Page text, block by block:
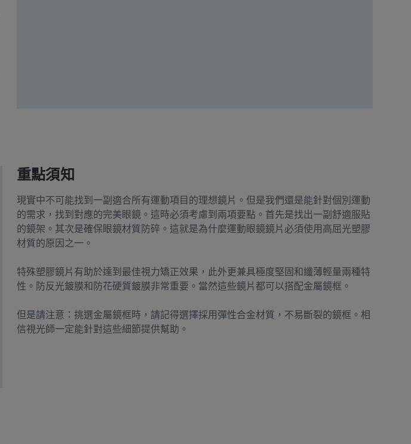
重點須知
現實中不可能找到一副適合所有運動項目的理想鏡片。但是我們還是能針對個別運動
的需求，找到對應的完美眼鏡。這時必須考慮到兩項要點。首先是找出一副舒適服貼
的鏡架。其次是確保眼鏡材質防碎。這就是為什麼運動眼鏡鏡片必須使用高屈光塑膠
材質的原因之一。
特殊塑膠鏡片有助於達到最佳視力矯正效果，此外更兼具極度堅固和纖薄輕量兩種特
性。防反光鍍膜和防花硬質鍍膜非常重要。當然這些鏡片都可以搭配金屬鏡框。
但是請注意：挑選金屬鏡框時，請記得選擇採用彈性合金材質，不易斷裂的鏡框。相
信視光師一定能針對這些細節提供幫助。